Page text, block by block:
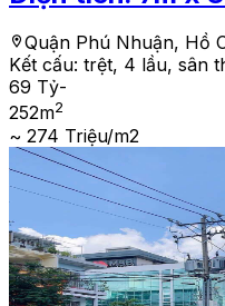
Quận Phú Nhuận, Hồ
Kết cấu: trệt, 4 lầu, sân
69 Tỷ-
252m2
~ 274 Triệu/m2